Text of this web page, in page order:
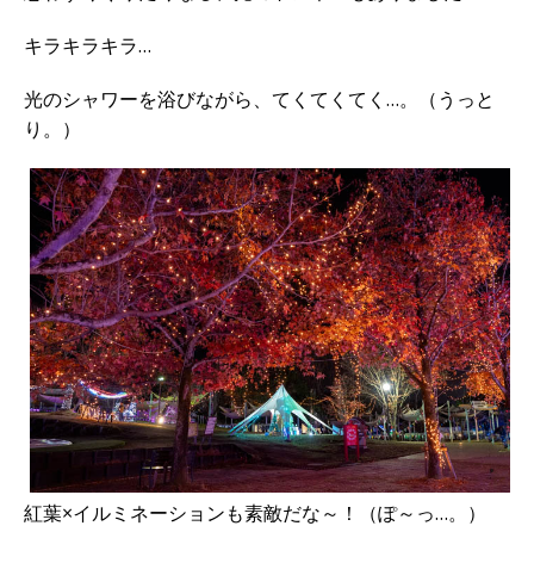
キラキラキラ…
光のシャワーを浴びながら、てくてくてく…。（うっと
り。）
紅葉×イルミネーションも素敵だな～！（ぽ～っ…。）